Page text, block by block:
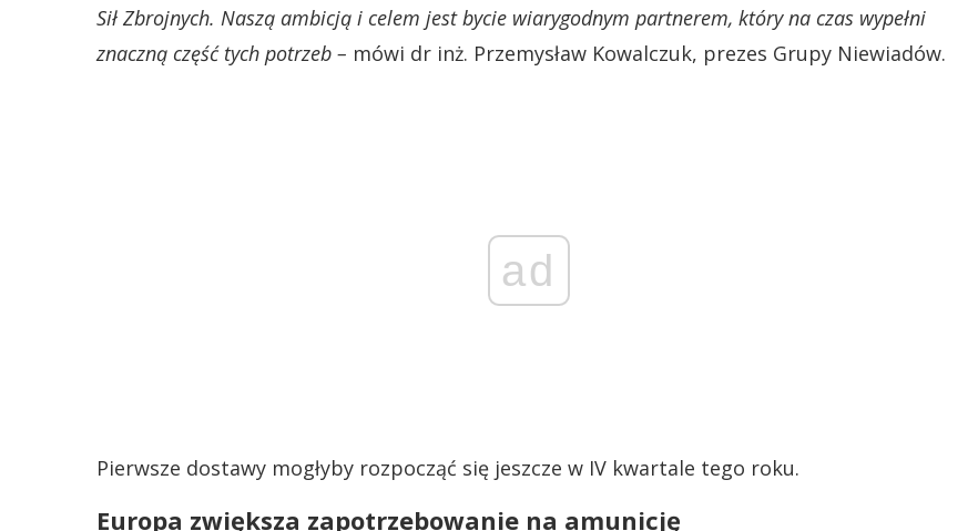
Sił Zbrojnych. Naszą ambicją i celem jest bycie wiarygodnym partnerem, który na czas wypełni
znaczną część tych potrzeb – mówi dr inż. Przemysław Kowalczuk, prezes Grupy Niewiadów.
ad
Pierwsze dostawy mogłyby rozpocząć się jeszcze w IV kwartale tego roku.
Europa zwiększa zapotrzebowanie na amunicję